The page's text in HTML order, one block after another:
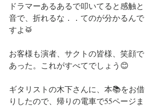
ドラマーあるあるで叩いてると感触と
音で、折れるな．．てのが分かるんで
すよ🥁
お客様も演者、サクトの皆様、笑顔で
あった。これがすべてでしょう😊
ギタリストの木下さんに、本📚をお借
りしたので、帰りの電車で55ページま